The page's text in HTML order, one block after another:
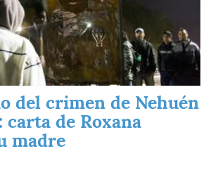
del crimen de Nehuén
carta de Roxana
madre